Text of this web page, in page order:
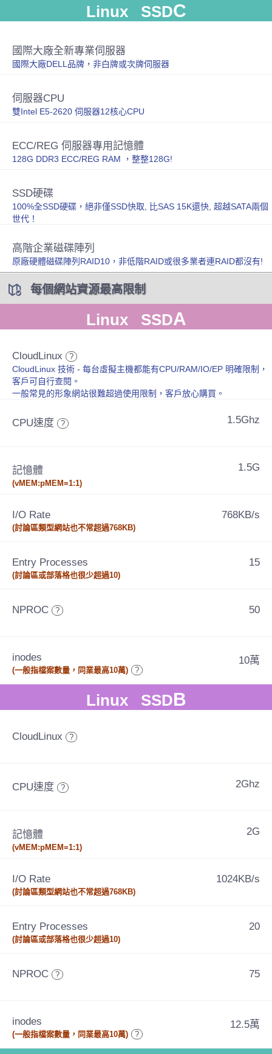
Linux SSDC
國際大廠全新專業伺服器
國際大廠DELL品牌，非白牌或次牌伺服器
伺服器CPU
雙Intel E5-2620 伺服器12核心CPU
ECC/REG 伺服器專用記憶體
128G DDR3 ECC/REG RAM ，整整128G!
SSD硬碟
100%全SSD硬碟，絕非僅SSD快取, 比SAS 15K還快, 超越SATA兩個
世代！
高階企業磁碟陣列
原廠硬體磁碟陣列RAID10，非低階RAID或很多業者連RAID都沒有!
每個網站資源最高限制
Linux SSDA
CloudLinux ?
CloudLinux 技術 - 每台虛擬主機都能有CPU/RAM/IO/EP 明確限制，
客戶可自行查閱。
一般常見的形象網站很難超過使用限制，客戶放心購買。
CPU速度 ? 1.5Ghz
記憶體
(vMEM:pMEM=1:1)
1.5G
I/O Rate
(討論區類型網站也不常超過768KB)
768KB/s
Entry Processes
(討論區或部落格也很少超過10)
15
NPROC ? 50
inodes
(一般指檔案數量，同業最高10萬) ?
10萬
Linux SSDB
CloudLinux ?
CPU速度 ? 2Ghz
記憶體
(vMEM:pMEM=1:1)
2G
I/O Rate
(討論區類型網站也不常超過768KB)
1024KB/s
Entry Processes
(討論區或部落格也很少超過10)
20
NPROC ? 75
inodes
(一般指檔案數量，同業最高10萬) ?
12.5萬